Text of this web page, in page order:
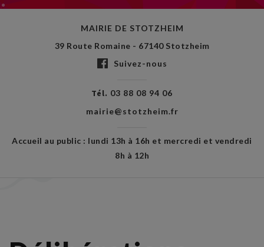
MAIRIE DE STOTZHEIM
39 Route Romaine - 67140 Stotzheim
Suivez-nous
Tél. 03 88 08 94 06
mairie@stotzheim.fr
Accueil au public : lundi 13h à 16h et mercredi et vendredi
8h à 12h